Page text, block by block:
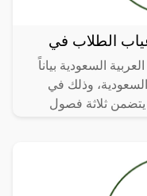
غياب الطلاب في
السعودية بياناً
وذلك في
يتضمن ثلاثة فصول